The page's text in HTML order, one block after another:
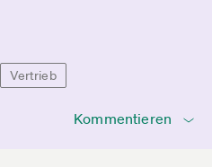
Vertrieb
Kommentieren